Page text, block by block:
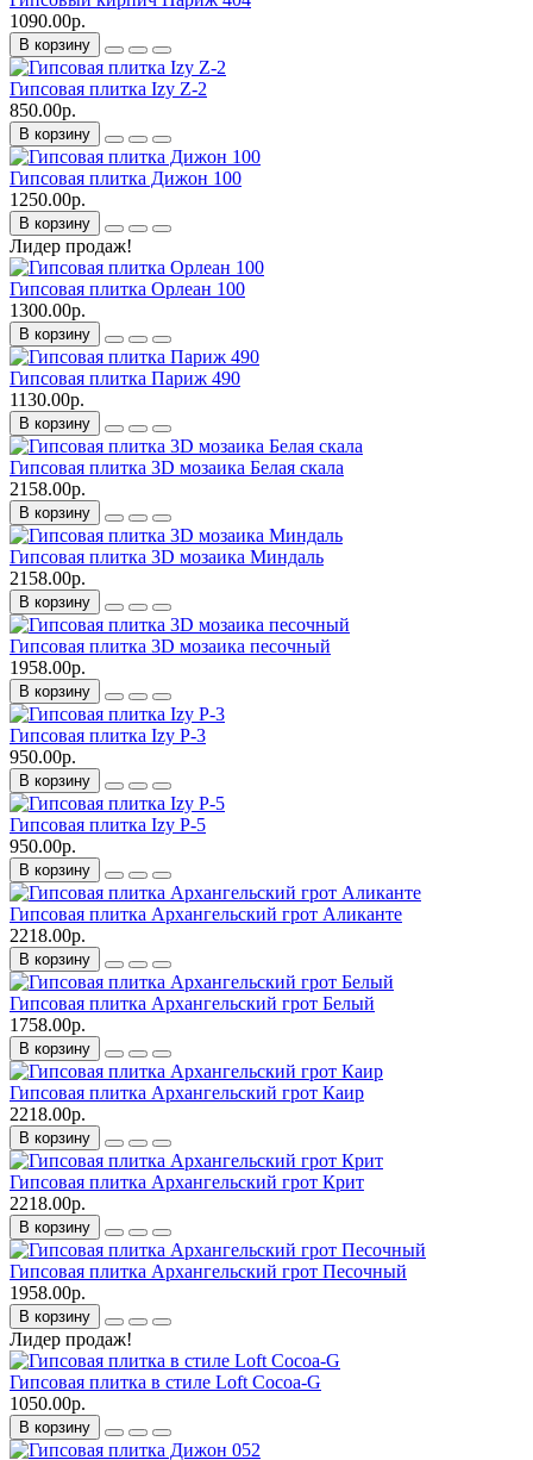
1090.00р.
В корзину
Гипсовая плитка Izy Z-2
850.00р.
В корзину
Гипсовая плитка Дижон 100
1250.00р.
В корзину
Лидер продаж!
Гипсовая плитка Орлеан 100
1300.00р.
В корзину
Гипсовая плитка Париж 490
1130.00р.
В корзину
Гипсовая плитка 3D мозаика Белая скала
2158.00р.
В корзину
Гипсовая плитка 3D мозаика Миндаль
2158.00р.
В корзину
Гипсовая плитка 3D мозаика песочный
1958.00р.
В корзину
Гипсовая плитка Izy P-3
950.00р.
В корзину
Гипсовая плитка Izy P-5
950.00р.
В корзину
Гипсовая плитка Архангельский грот Аликанте
2218.00р.
В корзину
Гипсовая плитка Архангельский грот Белый
1758.00р.
В корзину
Гипсовая плитка Архангельский грот Каир
2218.00р.
В корзину
Гипсовая плитка Архангельский грот Крит
2218.00р.
В корзину
Гипсовая плитка Архангельский грот Песочный
1958.00р.
В корзину
Лидер продаж!
Гипсовая плитка в стиле Loft Cocoa-G
1050.00р.
В корзину